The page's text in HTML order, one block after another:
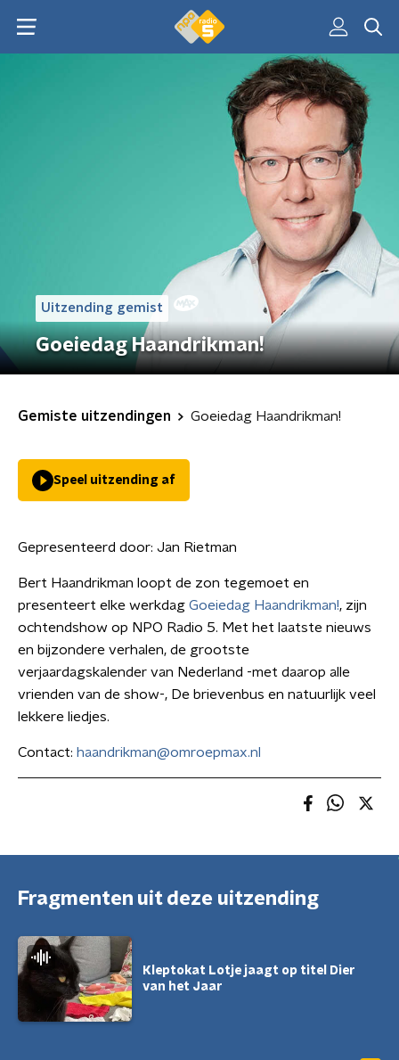
Uitzending gemist
Goeiedag Haandrikman!
Gemiste uitzendingen Goeiedag Haandrikman!
Speel uitzending af
Gepresenteerd door: Jan Rietman
Bert Haandrikman loopt de zon tegemoet en
presenteert elke werkdag Goeiedag Haandrikman!, zijn
ochtendshow op NPO Radio 5. Met het laatste nieuws
en bijzondere verhalen, de grootste
verjaardagskalender van Nederland -met daarop alle
vrienden van de show-, De brievenbus en natuurlijk veel
lekkere liedjes.
Contact: haandrikman@omroepmax.nl
Fragmenten uit deze uitzending
Kleptokat Lotje jaagt op titel Dier
van het Jaar